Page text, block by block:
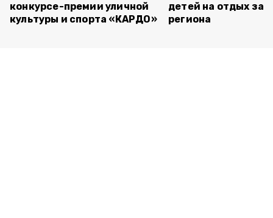
конкурсе-премии уличной
культуры и спорта «КАРДО»
детей на отдых за
региона